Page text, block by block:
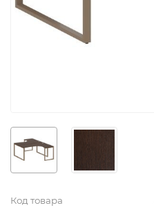
Код товара